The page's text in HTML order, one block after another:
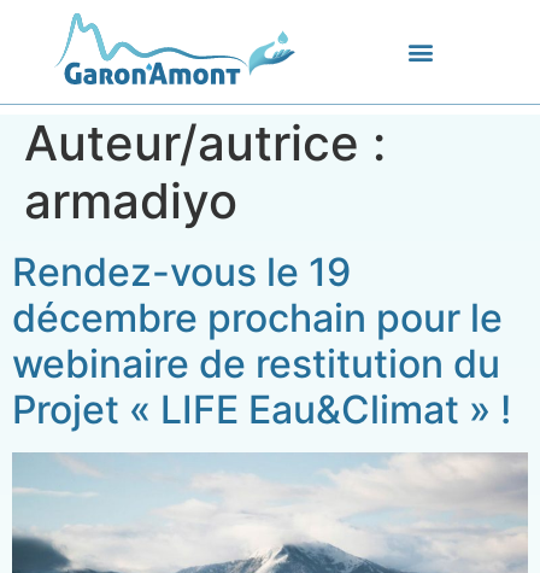
Auteur/autrice :
armadiyo
Rendez-vous le 19
décembre prochain pour le
webinaire de restitution du
Projet « LIFE Eau&Climat » !